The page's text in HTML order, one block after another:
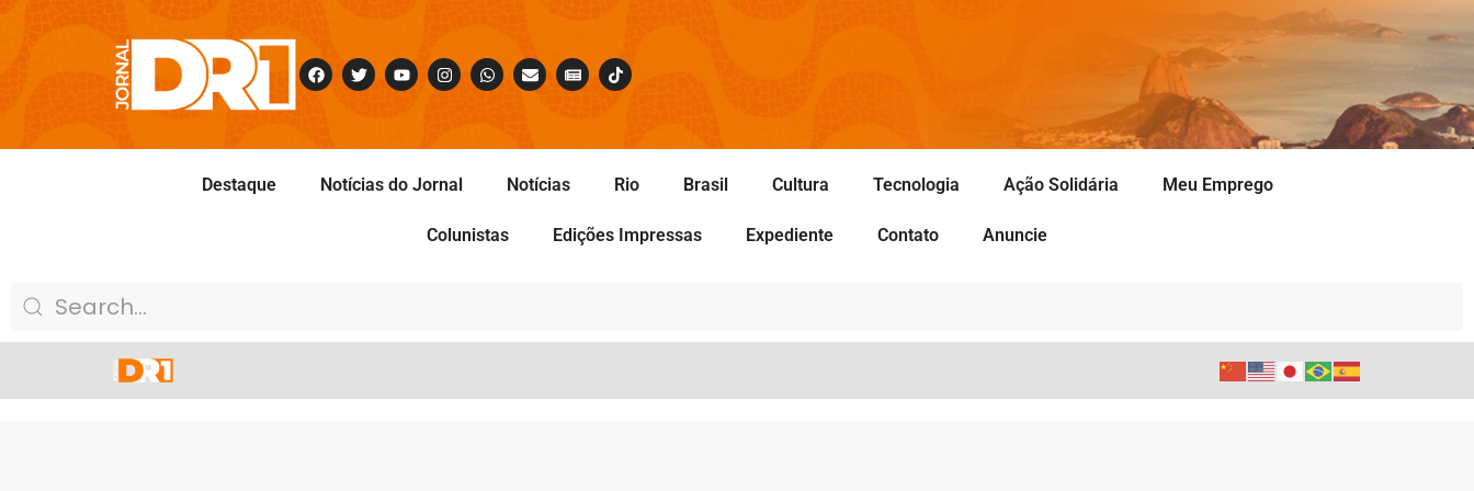
Destaque Notícias do Jornal Notícias Rio Brasil Cultura Tecnologia Ação Solidária Meu Emprego
Colunistas Edições Impressas Expediente Contato Anuncie